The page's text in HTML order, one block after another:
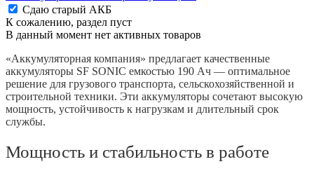
Сдаю старый АКБ
К сожалению, раздел пуст
В данный момент нет активных товаров
«Аккумуляторная компания» предлагает качественные
аккумуляторы SF SONIC емкостью 190 Ач — оптимальное
решение для грузового транспорта, сельскохозяйственной и
строительной техники. Эти аккумуляторы сочетают высокую
мощность, устойчивость к нагрузкам и длительный срок
службы.
Мощность и стабильность в работе